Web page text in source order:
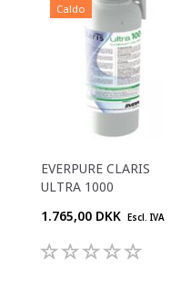
Caldo
EVERPURE CLARIS
ULTRA 1000
1.765,00 DKK Escl. IVA